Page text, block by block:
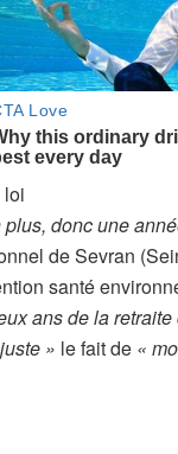
loi
donc une
de Sevran
santé
ans de la retraite
» le fait de «